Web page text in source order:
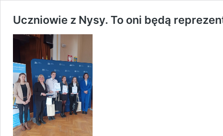
Uczniowie z Nysy. To oni będą